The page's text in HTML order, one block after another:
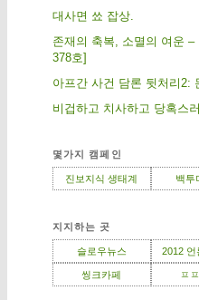
대사면 쑈 잡상.
존재의 축복, 소멸의 여운
378호]
아프간 사건 담론 뒷처리2:
비겁하고 치사하고 당혹스
몇가지 캠페인
진보지식 생태계 백투
지지하는 곳
슬로우뉴스 2012 언
씽크카페 ㅍ